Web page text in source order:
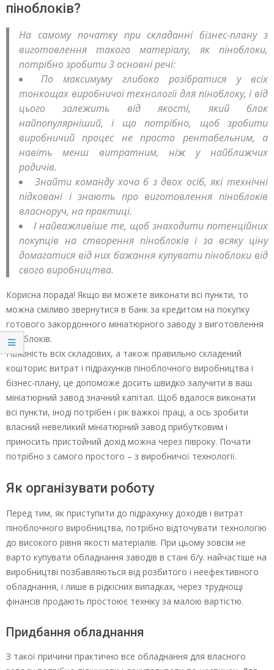
піноблоків?
На самому початку при складанні бізнес-плану з
виготовлення такого матеріалу, як піноблоки,
потрібно зробити 3 основні речі:
По максимуму глибоко розібратися у всіх
тонкощах виробничої технології для піноблоку, і від
цього залежить від якості, який блок
найпопулярніший, і що потрібно, щоб зробити
виробничий процес не просто рентабельним, а
навіть менш витратним, ніж у найближчих
родичів.
Знайти команду хоча б з двох осіб, які технічні
підковані і знають про виготовлення піноблоків
власноруч, на практиці.
І найважливіше те, щоб знаходити потенційних
покупців на створення піноблоків і за всяку ціну
домагатися від них бажання купувати піноблоки від
свого виробництва.
Корисна порада! Якщо ви можете виконати всі пункти, то
можна сміливо звернутися в банк за кредитом на покупку
готового закордонного мініатюрного заводу з виготовлення
піноблоків.
Наявність всіх складових, а також правильно складений
кошторис витрат і підрахунків піноблочного виробництва і
бізнес-плану, це допоможе досить швидко залучити в ваш
мініатюрний завод значний капітал. Щоб вдалося виконати
всі пункти, іноді потрібен і рік важкої праці, а ось зробити
власний невеликий мініатюрний завод прибутковим і
приносить пристойний дохід можна через півроку. Почати
потрібно з самого простого – з виробничої технології.
Як організувати роботу
Перед тим, як приступити до підрахунку доходів і витрат
піноблочного виробництва, потрібно відточувати технологію
до високого рівня якості матеріалів. При цьому зовсім не
варто купувати обладнання заводів в стані б/у. найчастіше на
виробництві позбавляються від розбитого і неефективного
обладнання, і лише в рідкісних випадках, через труднощі
фінансів продають простоює техніку за малою вартістю.
Придбання обладнання
З такої причини практично все обладнання для власного